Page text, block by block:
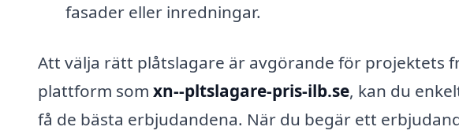
fasader eller inredningar.
Att välja rätt plåtslagare är avgörande för projektets
plattform som xn--pltslagare-pris-ilb.se, kan du
få de bästa erbjudandena. När du begär ett